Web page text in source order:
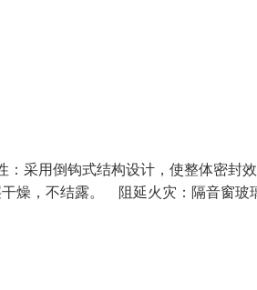
采用倒钩式结构设计，使整体密封
燥，不结露。 阻延火灾：隔音窗玻